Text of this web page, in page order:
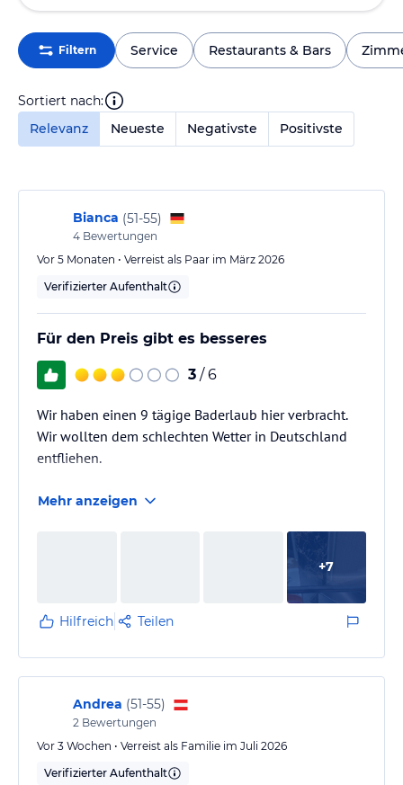
Filtern Service Restaurants & Bars
Sortiert nach:
Relevanz
Neueste Negativste Positivste
Bianca (51-55)
4 Bewertungen
Vor 5 Monaten • Verreist als Paar im März 2026
Verifizierter Aufenthalt
Für den Preis gibt es besseres
3 / 6
Wir haben einen 9 tägige Baderlaub hier verbracht.
Wir wollten dem schlechten Wetter in Deutschland
entfliehen.
Mehr anzeigen
+7
Hilfreich Teilen
Andrea (51-55)
2 Bewertungen
Vor 3 Wochen • Verreist als Familie im Juli 2026
Verifizierter Aufenthalt